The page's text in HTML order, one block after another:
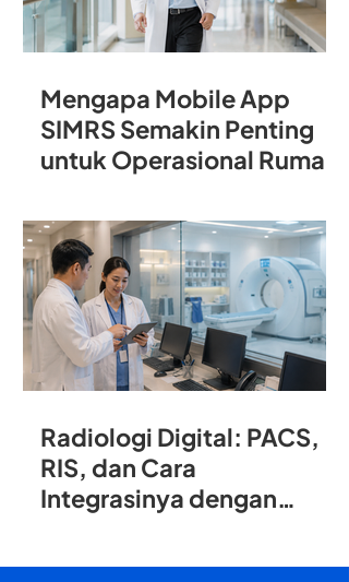
Mengapa Mobile App
SIMRS Semakin Penting
untuk Operasional Rumah
Radiologi Digital: PACS,
RIS, dan Cara
Integrasinya dengan